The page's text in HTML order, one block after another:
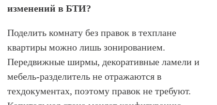
изменений в БТИ?
Поделить комнату без правок в техплане
квартиры можно лишь зонированием.
Передвижные ширмы, декоративные ламели и
мебель-разделитель не отражаются в
техдокументах, поэтому правок не требуют.